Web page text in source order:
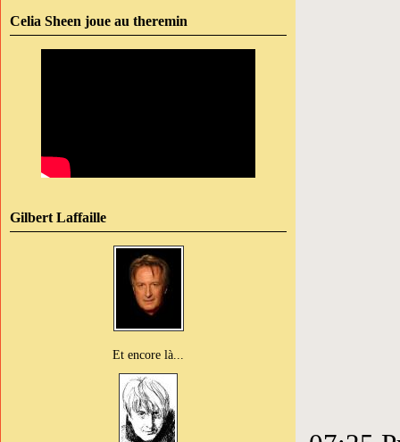
Celia Sheen joue au theremin
Gilbert Laffaille
Et encore là...